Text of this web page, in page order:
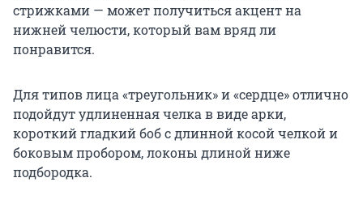
стрижками — может получиться акцент на
нижней челюсти, который вам вряд ли
понравится.
Для типов лица «треугольник» и «сердце» отлично
подойдут удлиненная челка в виде арки,
короткий гладкий боб с длинной косой челкой и
боковым пробором, локоны длиной ниже
подбородка.